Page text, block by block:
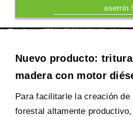
aserrín！
Nuevo producto:
madera con motor
Para facilitarle la creación de
forestal altamente